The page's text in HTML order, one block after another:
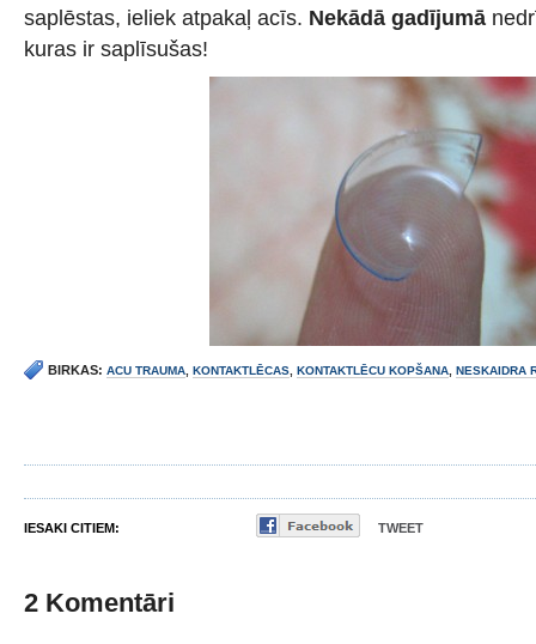
saplēstas, ieliek atpakaļ acīs. Nekādā gadījumā
kuras ir saplīsušas!
BIRKAS: ACU TRAUMA KONTAKTLĒCAS KONTAKTLĒCU KOPŠANA NESKAIDRA
IESAKI CITIEM: TWEET
2 Komentāri